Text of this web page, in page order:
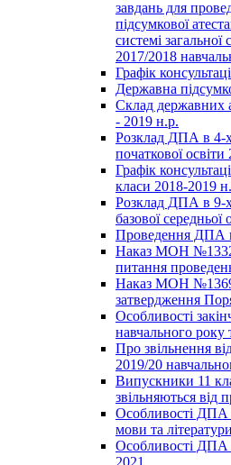
завдань для
підсумкової
системі загальної
2017/2018
Графік
Державна
Склад державних
- 2019 н.р.
Розклад ДПА в 4-х
початкової
Графік
класи 2018-2019
Розклад ДПА в 9-х
базової середньої
Проведення ДПА
Наказ МОН №1332
питання
Наказ МОН №1369
затвердження
Особливості
навчального
Про звільнення
2019/20
Випускники 11
звільняються
Особливості ДПА
мови та
Особливості ДПА
2021